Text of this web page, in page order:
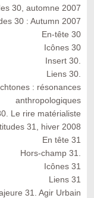
30, automne 2007
30 : Autumn 2007
En-tête 30
Icônes 30
Insert 30.
Liens 30.
: résonances
anthropologiques
Le rire matérialiste
31, hiver 2008
En tête 31
Hors-champ 31.
Icônes 31
Liens 31
31. Agir Urbain